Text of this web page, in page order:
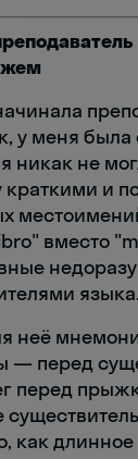
у меня была
никак не
краткими и
вместо
языка.
неё
— перед
перед
как